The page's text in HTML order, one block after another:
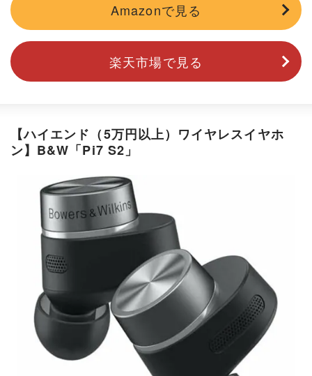
Amazonで見る
楽天市場で見る
【ハイエンド（5万円以上）ワイヤレスイヤホ
ン】B&W「Pi7 S2」